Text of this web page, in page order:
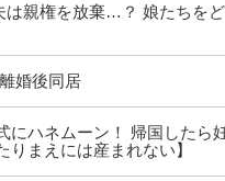
は親権を放棄…？ 娘たちを
婚後同居
にハネムーン！ 帰国したら
りまえには産まれない】